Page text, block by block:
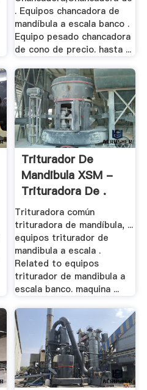
. Equipos chancadora de
mandíbula a escala banco .
Equipo pesado chancadora
de cono de precio. hasta ...
Triturador De
Mandibula XSM -
Trituradora De .
Trituradora común
trituradora de mandíbula, ...
equipos triturador de
mandibula a escala .
Related to equipos
triturador de mandibula a
escala banco. maquina ...